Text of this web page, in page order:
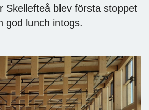
Skellefteå blev första stoppet
god lunch intogs.